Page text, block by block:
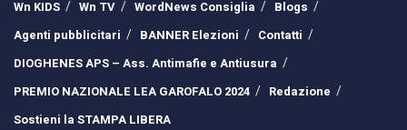
Wn KIDS
Wn TV WordNews Consiglia
Blogs
Agenti pubblicitari
BANNER Elezioni
Contatti
DIOGHENES APS – Ass. Antimafie e Antiusura
PREMIO NAZIONALE LEA GAROFALO 2024
Redazione
Sostieni la STAMPA LIBERA